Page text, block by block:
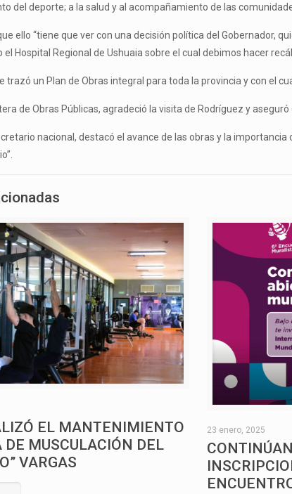
del deporte; a la salud y al acompañamiento de las
ello “tiene que ver con una decisión política del Gobernador,
el Hospital Regional de Ushuaia sobre el cual debimos hacer
trazó un Plan de Obras integral para toda la provincia y con el
de Obras Públicas, agradeció la visita de Rodríguez y
nacional, destacó el avance de las obras y la
EL MANTENIMIENTO
DE MUSCULACIÓN DEL
VARGAS
23 enero, 2025